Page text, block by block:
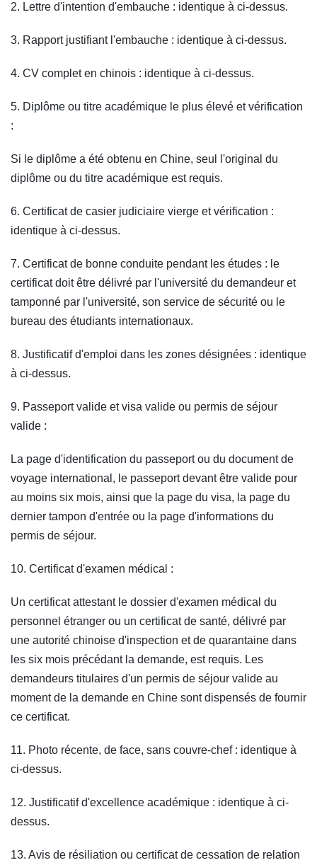
2. Lettre d'intention d'embauche : identique à ci-dessus.
3. Rapport justifiant l'embauche : identique à ci-dessus.
4. CV complet en chinois : identique à ci-dessus.
5. Diplôme ou titre académique le plus élevé et vérification
:
Si le diplôme a été obtenu en Chine, seul l'original du
diplôme ou du titre académique est requis.
6. Certificat de casier judiciaire vierge et vérification :
identique à ci-dessus.
7. Certificat de bonne conduite pendant les études : le
certificat doit être délivré par l'université du demandeur et
tamponné par l'université, son service de sécurité ou le
bureau des étudiants internationaux.
8. Justificatif d'emploi dans les zones désignées : identique
à ci-dessus.
9. Passeport valide et visa valide ou permis de séjour
valide :
La page d'identification du passeport ou du document de
voyage international, le passeport devant être valide pour
au moins six mois, ainsi que la page du visa, la page du
dernier tampon d'entrée ou la page d'informations du
permis de séjour.
10. Certificat d'examen médical :
Un certificat attestant le dossier d'examen médical du
personnel étranger ou un certificat de santé, délivré par
une autorité chinoise d'inspection et de quarantaine dans
les six mois précédant la demande, est requis. Les
demandeurs titulaires d'un permis de séjour valide au
moment de la demande en Chine sont dispensés de fournir
ce certificat.
11. Photo récente, de face, sans couvre-chef : identique à
ci-dessus.
12. Justificatif d'excellence académique : identique à ci-
dessus.
13. Avis de résiliation ou certificat de cessation de relation